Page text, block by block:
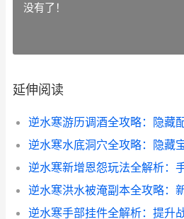
没有了！
延伸阅读
逆水寒洪水被淹副本全攻略：